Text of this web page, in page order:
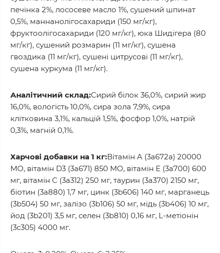
печінка 2%, лососеве масло 1%, сушений шпинат
0,5%, маннанолігосахариди (150 мг/кг),
фруктоолігосахариди (120 мг/кг), юка Шидігера (80
мг/кг), сушений розмарин (11 мг/кг), сушена
гвоздика (11 мг/кг), сушені цитрусові (11 мг/кг),
сушена куркума (11 мг/кг).
Аналітичний склад:Сирий білок 36,0%, сирий жир
16,0%, вологість 10,0%, сира зола 7,9%, сира
клітковина 3,1%, кальцій 1,5%, фосфор 1,0%, натрій
0,3%, магній 0,1%.
Харчові добавки на 1 кг:Вітамін A (3a672a) 20000
МО, вітамін D3 (3a671) 850 МО, вітамін E (3a700) 600
мг, вітамін C (3a312) 250 мг, таурин (3a370) 2150 мг,
біотин (3a880) 1,7 мг, цинк (3b606) 140 мг, марганець
(3b504) 50 мг, залізо (3b106) 50 мг, мідь (3b406) 10 мг,
йод (3b201) 3,5 мг, селен (3b810) 0,16 мг, L-метіонін
(3c305) 4000 мг.